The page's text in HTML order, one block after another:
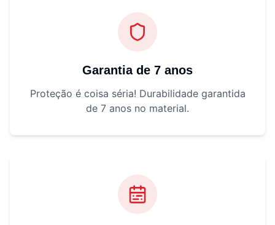
Garantia de 7 anos
Proteção é coisa séria! Durabilidade garantida
de 7 anos no material.